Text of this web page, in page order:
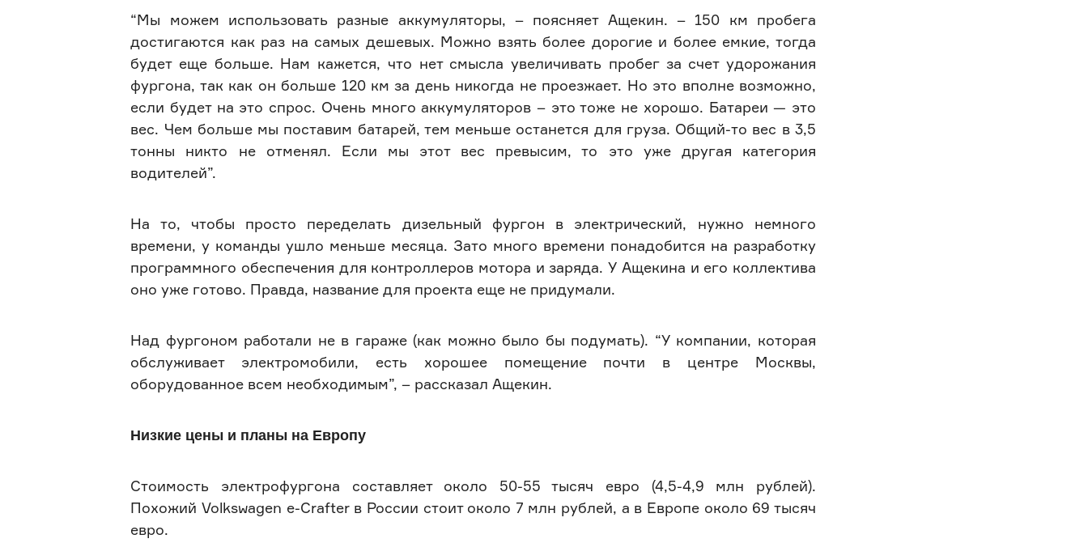
“Мы можем использовать разные аккумуляторы, – поясняет Ащекин. – 150 км пробега
достигаются как раз на самых дешевых. Можно взять более дорогие и более емкие, тогда
будет еще больше. Нам кажется, что нет смысла увеличивать пробег за счет удорожания
фургона, так как он больше 120 км за день никогда не проезжает. Но это вполне возможно,
если будет на это спрос. Очень много аккумуляторов – это тоже не хорошо. Батареи — это
вес. Чем больше мы поставим батарей, тем меньше останется для груза. Общий-то вес в 3,5
тонны никто не отменял. Если мы этот вес превысим, то это уже другая категория
водителей”.
На то, чтобы просто переделать дизельный фургон в электрический, нужно немного
времени, у команды ушло меньше месяца. Зато много времени понадобится на разработку
программного обеспечения для контроллеров мотора и заряда. У Ащекина и его коллектива
оно уже готово. Правда, название для проекта еще не придумали.
Над фургоном работали не в гараже (как можно было бы подумать). “У компании, которая
обслуживает электромобили, есть хорошее помещение почти в центре Москвы,
оборудованное всем необходимым”, – рассказал Ащекин.
Низкие цены и планы на Европу
Стоимость электрофургона составляет около 50-55 тысяч евро (4,5-4,9 млн рублей).
Похожий Volkswagen e-Crafter в России стоит около 7 млн рублей, а в Европе около 69 тысяч
евро.